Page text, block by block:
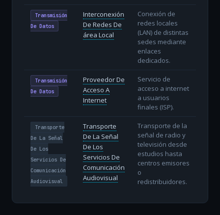
Transmisión
De Datos
Interconexión
De Redes De
área Local
Conexión de
redes locales
(LAN) de distintas
sedes mediante
enlaces
dedicados.
Transmisión
De Datos
Proveedor De
Acceso A
Internet
Servicio de
acceso a internet
a usuarios
finales (ISP).
Transporte
De La Señal
De Los
Servicios De
Comunicación
Audiovisual
Transporte
De La Señal
De Los
Servicios De
Comunicación
Audiovisual
Transporte de la
señal de radio y
televisión desde
estudios hasta
centros emisores
o
redistribuidores.